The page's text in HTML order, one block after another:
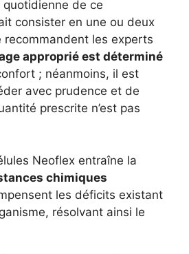
de ce
consister en une ou deux
recommandent les experts
approprié est déterminé
; néanmoins, il est
avec prudence et de
prescrite n’est pas
Neoflex entraîne la
chimiques
les déficits existant
résolvant ainsi le